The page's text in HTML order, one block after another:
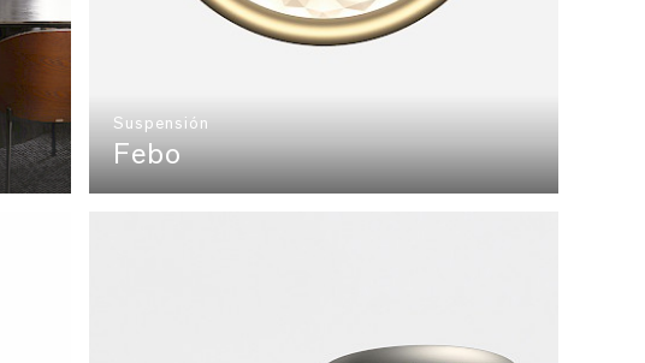
Suspensión
Febo